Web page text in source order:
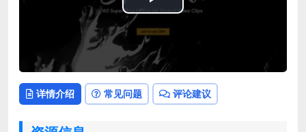
Play
Video
详情介绍 常见问题 评论建议